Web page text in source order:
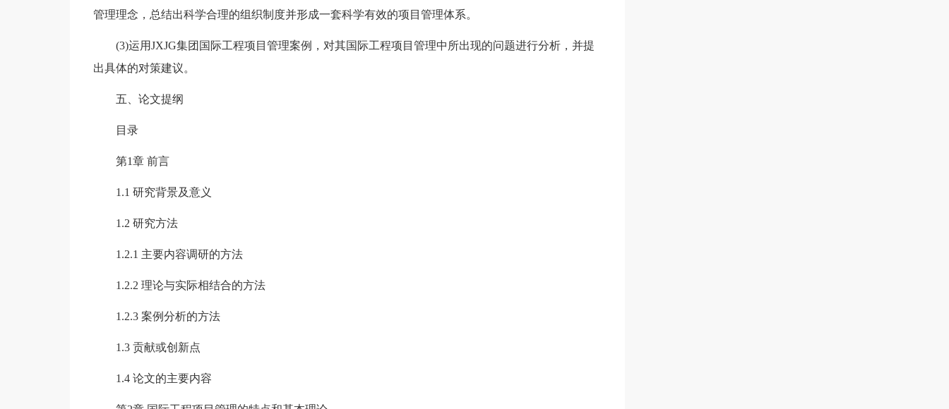
管理理念，总结出科学合理的组织制度并形成一套科学有效的项目管理体系。
(3)运用JXJG集团国际工程项目管理案例，对其国际工程项目管理中所出现的问题进行分析，并提
出具体的对策建议。
五、论文提纲
目录
第1章 前言
1.1 研究背景及意义
1.2 研究方法
1.2.1 主要内容调研的方法
1.2.2 理论与实际相结合的方法
1.2.3 案例分析的方法
1.3 贡献或创新点
1.4 论文的主要内容